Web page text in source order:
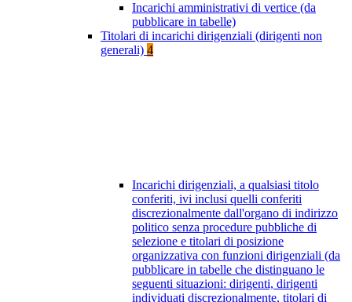
Incarichi amministrativi di vertice (da
pubblicare in tabelle)
Titolari di incarichi dirigenziali (dirigenti non
generali) 4
Incarichi dirigenziali, a qualsiasi titolo
conferiti, ivi inclusi quelli conferiti
discrezionalmente dall'organo di indirizzo
politico senza procedure pubbliche di
selezione e titolari di posizione
organizzativa con funzioni dirigenziali (da
pubblicare in tabelle che distinguano le
seguenti situazioni: dirigenti, dirigenti
individuati discrezionalmente, titolari di